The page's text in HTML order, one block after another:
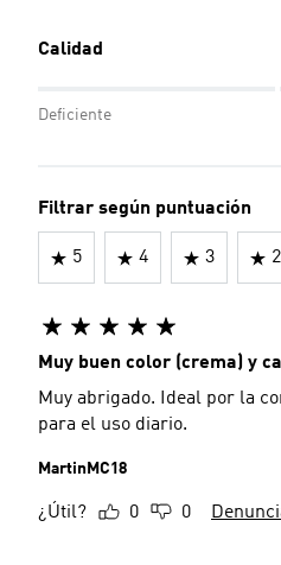
Calidad
Deficiente
Filtrar según puntuación
5 4 3 2
Muy buen color (crema) y
Muy abrigado. Ideal por la
para el uso diario.
MartinMC18
¿Útil? 0 0